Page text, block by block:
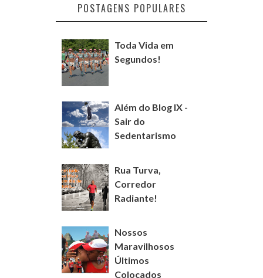
POSTAGENS POPULARES
Toda Vida em
Segundos!
Além do Blog IX -
Sair do
Sedentarismo
Rua Turva,
Corredor
Radiante!
Nossos
Maravilhosos
Últimos
Colocados